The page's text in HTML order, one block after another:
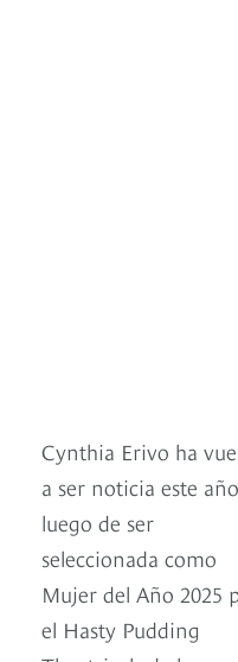
Cynthia Erivo ha
a ser noticia este año
luego de ser
seleccionada como
Mujer del Año 2025
el Hasty Pudding